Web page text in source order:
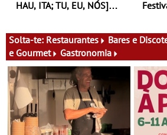
HAU, ITA; TU, EU, NÓS]
13 de Dezembro
29
Solta-te: Restaurantes Bares e
e Gourmet
Gastronomia